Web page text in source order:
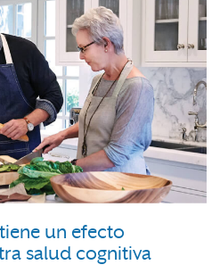
un efecto
salud cognitiva